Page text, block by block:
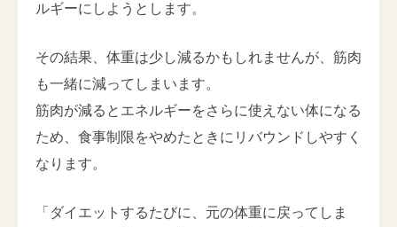
ルギーにしようとします。
その結果、体重は少し減るかもしれませんが、筋肉
も一緒に減ってしまいます。
筋肉が減るとエネルギーをさらに使えない体になる
ため、食事制限をやめたときにリバウンドしやすく
なります。
「ダイエットするたびに、元の体重に戻ってしま